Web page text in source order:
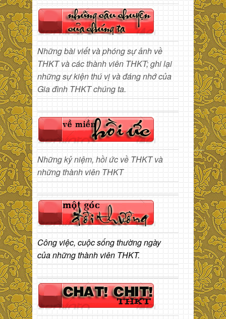
Những bài viết và phóng sự ảnh về
THKT và các thành viên THKT; ghi lại
những sự kiện thú vị và đáng nhớ của
Gia đình THKT chúng ta.
Những kỷ niệm, hồi ức về THKT và
những thành viên THKT
Công việc, cuộc sống thường ngày
của những thành viên THKT.